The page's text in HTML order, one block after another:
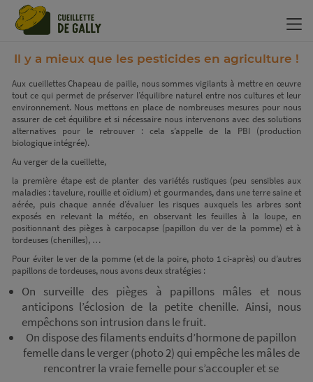
Il y a mieux que les pesticides en agriculture !
Aux cueillettes Chapeau de paille, nous sommes vigilants à mettre en œuvre
tout ce qui permet de préserver l’équilibre naturel entre nos cultures et leur
environnement. Nous mettons en place de nombreuses mesures pour nous
assurer de cet équilibre et si nécessaire nous intervenons avec des solutions
alternatives pour le retrouver : cela s’appelle de la PBI (production
biologique intégrée).
Au verger de la cueillette,
la première étape est de planter des variétés rustiques (peu sensibles aux
maladies : tavelure, rouille et oïdium) et gourmandes, dans une terre saine et
aérée, puis chaque année d’évaluer les risques auxquels les arbres sont
exposés en relevant la météo, en observant les feuilles à la loupe, en
positionnant des pièges à carpocapse (papillon du ver de la pomme) et à
tordeuses (chenilles), …
Pour éviter le ver de la pomme (et de la poire, photo 1 ci-après) ou d’autres
papillons de tordeuses, nous avons deux stratégies :
On surveille des pièges à papillons mâles et nous
anticipons l’éclosion de la petite chenille. Ainsi, nous
empêchons son intrusion dans le fruit.
On dispose des filaments enduits d’hormone de papillon
femelle dans le verger (photo 2) qui empêche les mâles de
rencontrer la vraie femelle pour s’accoupler et se
Panneau de gestion des cookies